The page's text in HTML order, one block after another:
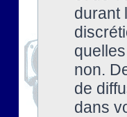
durant
non.
de
dans